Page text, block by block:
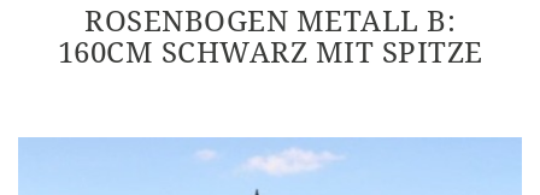
ROSENBOGEN METALL B:
160CM SCHWARZ MIT SPITZE